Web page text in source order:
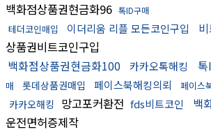
백화점상품권현금화96 톡ID구매
테더코인매입 이더리움 리플 모든코인구입
상품권비트코인구입
백화점상품권현금화100
카카오톡해킹
매
롯데상품권매입 페이스북해킹의뢰 페이스
카카오해킹 망고포커환전 fds비트코인
백
운전면허증제작